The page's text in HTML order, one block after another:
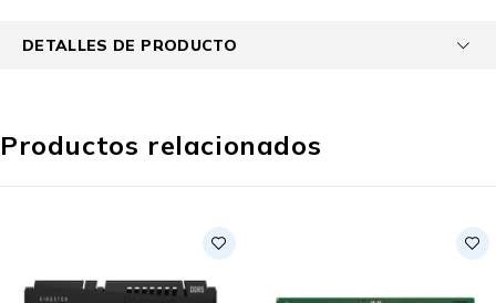
DETALLES DE PRODUCTO
Productos relacionados